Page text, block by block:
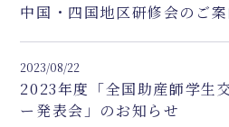
中国・四国地区研修会のご案
2023/08/22
2023年度「全国助産師学生
ー発表会」のお知らせ